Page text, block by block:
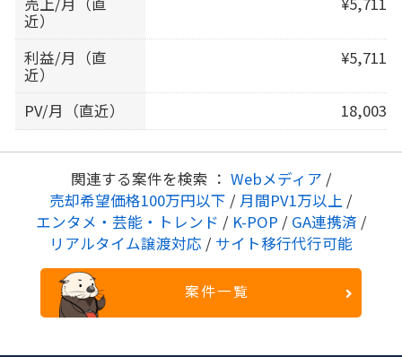
近）
利益/月（直
近）
¥5,711
PV/月（直近） 18,003
関連する案件を検索 ： Webメディア /
売却希望価格100万円以下 / 月間PV1万以上 /
エンタメ・芸能・トレンド / K-POP / GA連携済 /
リアルタイム譲渡対応 / サイト移行代行可能
案件一覧